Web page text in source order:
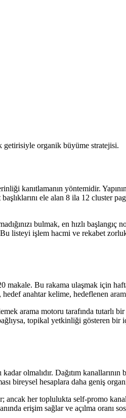
getirisiyle organik büyüme stratejisi.
kanıtlamanın yöntemidir.
ele alan 8 ila 12 cluster
bulmak, en hızlı
listeyi işlem hacmi ve rekabet
makale. Bu rakama ulaşmak için
anahtar kelime, hedeflenen
arama motoru tarafında tutarlı
topikal yetkinliği gösteren bir
kadar olmalıdır. Dağıtım
bireysel hesaplara daha geniş
ancak her toplulukta self-promo
erişim sağlar ve açılma oranı